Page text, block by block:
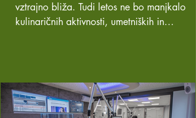
vztrajno bliža. Tudi letos ne bo manjkalo
kulinaričnih aktivnosti, umetniških in